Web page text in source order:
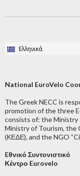
Ελληνικά
National EuroVelo
The Greek NECC is
promotion of the three
consists of: the
Ministry of Tourism, the
(ΚΕΔΕ), and the NGO
Eθνικό Συντονιστικό
Κέντρο Eurovelo